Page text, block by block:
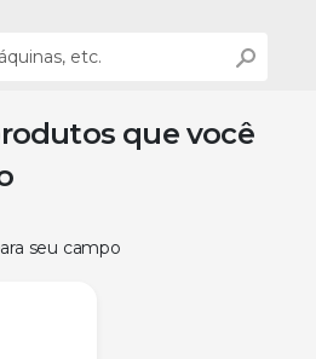
que você
seu campo